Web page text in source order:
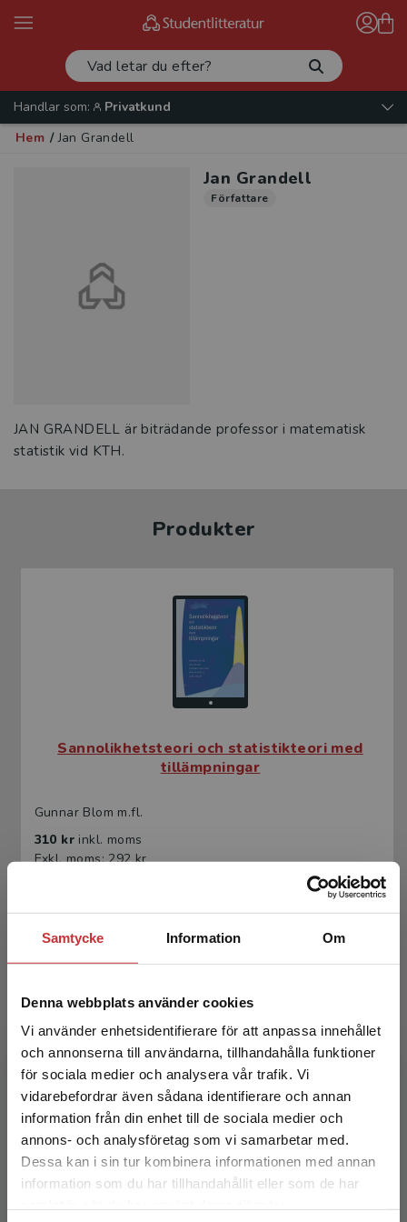
Samtycke Information Om
Denna webbplats använder cookies
Vi använder enhetsidentifierare för att anpassa innehållet
och annonserna till användarna, tillhandahålla funktioner
för sociala medier och analysera vår trafik. Vi
vidarebefordrar även sådana identifierare och annan
information från din enhet till de sociala medier och
annons- och analysföretag som vi samarbetar med.
Dessa kan i sin tur kombinera informationen med annan
information som du har tillhandahållit eller som de har
Begränsad fraktregion
Det verkar som att du besöker
studentlitteratur.se via en enhet utanför Sverige.
Handlar som:
Privatkund
Hem / Jan Grandell
Jan Grandell
Författare
JAN GRANDELL är biträdande professor i matematisk
statistik vid KTH.
Produkter
Sannolikhetsteori och statistikteori med
tillämpningar
Gunnar Blom m.fl.
310 kr inkl. moms
Exkl. moms: 292 kr
Sannolikhetsteori och statistikteori med
tillämpningar
Blom, Gunnar m.fl.
495 kr
inkl. moms
Exkl. moms: 467 kr